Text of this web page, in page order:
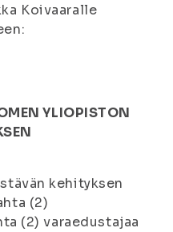
Koivaaralle
YLIOPISTON
kehityksen
(2)
(2) varaedustajaa